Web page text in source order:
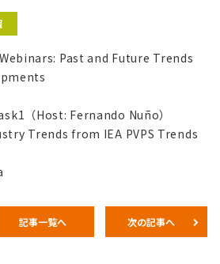
Webinars: Past and Future Trends
（Host: Fernando Nuño）
Trends from IEA PVPS Trends
記事一覧へ 次の記事へ